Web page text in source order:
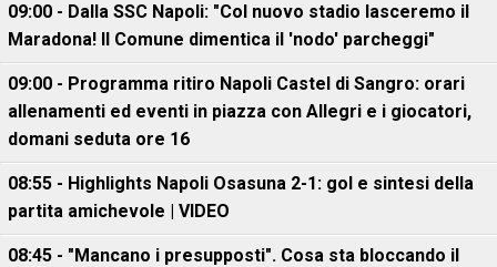
09:00 - Dalla SSC Napoli: "Col nuovo stadio lasceremo il
Maradona! Il Comune dimentica il 'nodo' parcheggi"
09:00 - Programma ritiro Napoli Castel di Sangro: orari
allenamenti ed eventi in piazza con Allegri e i giocatori,
domani seduta ore 16
08:55 - Highlights Napoli Osasuna 2-1: gol e sintesi della
partita amichevole | VIDEO
08:45 - "Mancano i presupposti". Cosa sta bloccando il